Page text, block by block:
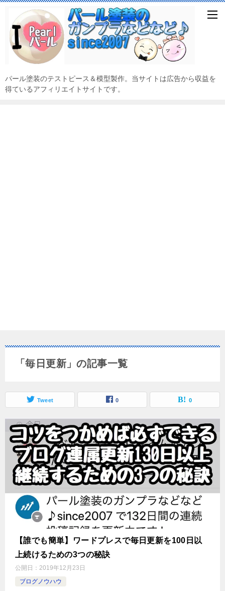
パール塗装のテストピース＆模型製作。当サイトは広告から収益を
得ているアフィリエイトサイトです。
「毎日更新」の記事一覧
Tweet 0 0
【誰でも簡単】ワードプレスで毎日更新を100日以
上続けるための3つの秘訣
公開日： 2019年12月23日
ブログノウハウ